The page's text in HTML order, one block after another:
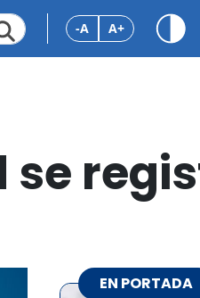
-A A+
EN PORTADA